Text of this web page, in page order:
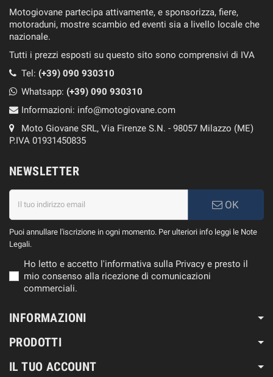
Motogiovane partecipa attivamente, e sponsorizza, fiere,
motoraduni, mostre scambio ed eventi sia a livello locale che
nazionale.
Tutti i prezzi esposti su questo sito sono comprensivi di IVA
Tel: (+39) 090 930310
Whatsapp: (+39) 090 930310
Informazioni: info@motogiovane.com
Moto Giovane SRL, Via Firenze S.N. - 98057 Milazzo (ME)
P.IVA 01931450835
NEWSLETTER
OK
Puoi annullare l'iscrizione in ogni momento. Per ulteriori info leggi le Note
Legali.
Ho letto e accetto l'informativa sulla Privacy e presto il
mio consenso alla ricezione di comunicazioni
commerciali.
INFORMAZIONI
PRODOTTI
IL TUO ACCOUNT